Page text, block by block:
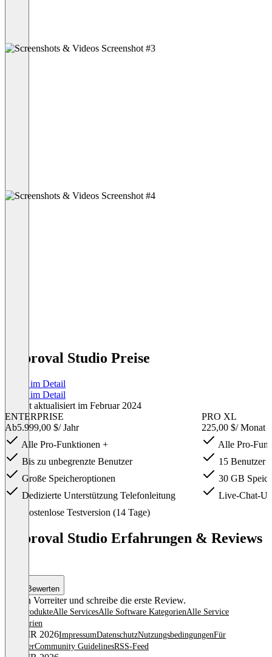
Approval Studio Preise
Preise im Detail
Preise im Detail
Zuletzt aktualisiert im Februar 2024
ENTERPRISE
Ab5.999,00 $/ Jahr
Alle Pro-Funktionen +
Bis zu unbegrenzte Benutzer
Große Speicheroptionen
Dedizierte Unterstützung Telefonleitung
PRO XL
225,00 $/ Monat
Alle Pro-
15 Benutzer
30 GB
Live-Chat-
Kostenlose Testversion (14 Tage)
Approval Studio Erfahrungen & Reviews
Bewerten
Sei ein Vorreiter und schreibe die erste Review.
Alle ProdukteAlle ServicesAlle Software KategorienAlle Service
Kategorien
© OMR 2026ImpressumDatenschutzNutzungsbedingungenFür
AnbieterCommunity GuidelinesRSS-Feed